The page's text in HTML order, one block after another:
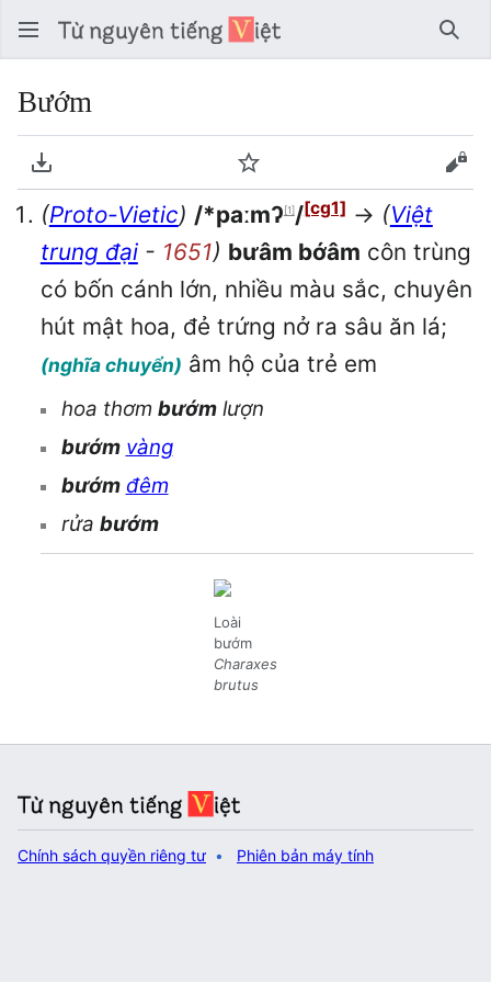
Tìm
Bướm
Tải về PDF Theo dõi
(Proto-Vietic) /*paːmʔ [1]/[cg1] → (Việt
trung đại- 1651) bưâm bớâm côn trùng
có bốn cánh lớn, nhiều màu sắc, chuyên
hút mật hoa, đẻ trứng nở ra sâu ăn lá;
(nghĩa chuyển) âm hộ của trẻ em
hoa thơm bướmlượn
bướm vàng
bướm đêm
rửa bướm
Loài
bướm
Charaxes
brutus
Chính sách quyền riêng tư Phiên bản máy tính